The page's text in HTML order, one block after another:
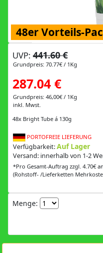
48er Vorteils-
UVP: 441.60 €
Grundpreis: 70.77€ / 1Kg
287.04 €
Grundpreis: 46,00€ / 1Kg
inkl. Mwst.
48x Bright Tube á 130g
PORTOFREIE LIEFERUNG
Verfügbarkeit:Auf Lager
Versand: innerhalb von 1-2
*Pro Gesamt-Auftrag zzgl. 4.70€
(Rohstoff- /Lieferketten
Menge: